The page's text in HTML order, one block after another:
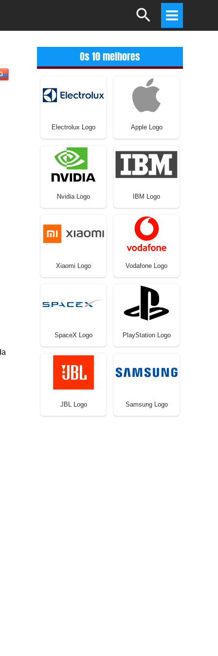
Search
Main
Menu
Os 10 melhores
Electrolux Logo Apple Logo
Nvidia Logo IBM Logo
Xiaomi Logo Vodafone Logo
SpaceX Logo PlayStation Logo
JBL Logo Samsung Logo